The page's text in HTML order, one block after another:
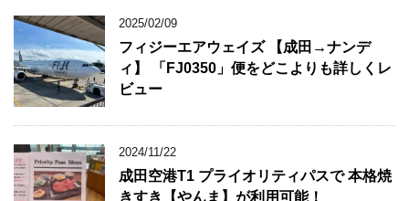
2025/02/09
フィジーエアウェイズ 【成田→ナンデ
ィ】 「FJ0350」便をどこよりも詳しくレ
ビュー
2024/11/22
成田空港T1 プライオリティパスで 本格焼
きすき【やんま】が利用可能！